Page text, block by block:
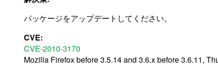
パッケージをアップデートしてください。
CVE:
CVE-2010-3170
Mozilla Firefox before 3.5.14 and 3.6.x before 3.6.11,